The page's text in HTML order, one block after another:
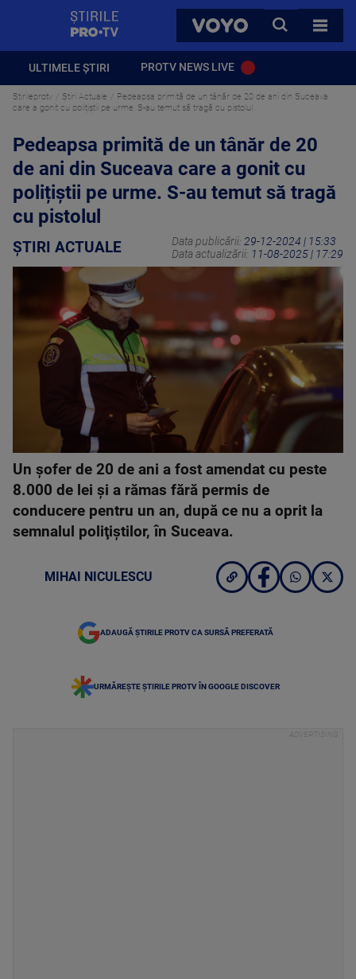
VOYO
CAUTA
TOATE
ULTIMELE ȘTIRI PROTV NEWS LIVE
Stirileprotv Știri Actuale
Pedeapsa primită de un tânăr de 20 de ani din Suceava
care a gonit cu polițiștii pe urme. S-au temut să tragă cu pistolul
Pedeapsa primită de un tânăr de 20
de ani din Suceava care a gonit cu
polițiștii pe urme. S-au temut să tragă
cu pistolul
ȘTIRI ACTUALE Data publicării: 29-12-2024 | 15:33
Data actualizării: 11-08-2025 | 17:29
Un şofer de 20 de ani a fost amendat cu peste
8.000 de lei şi a rămas fără permis de
conducere pentru un an, după ce nu a oprit la
semnalul poliţiştilor, în Suceava.
MIHAI NICULESCU
ADAUGĂ ȘTIRILE PROTV CA SURSĂ PREFERATĂ
URMĂREȘTE ȘTIRILE PROTV ÎN GOOGLE DISCOVER